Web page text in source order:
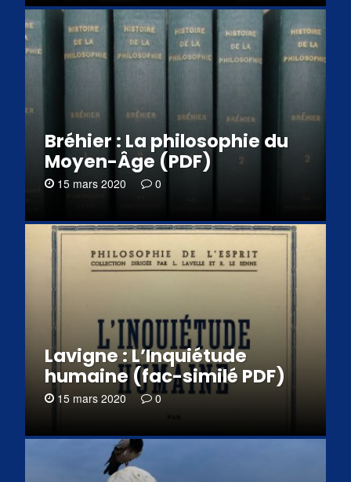
Bréhier : La philosophie du
Moyen-Âge (PDF)
15 mars 2020 0
Lavigne : L’Inquiétude
humaine (fac-similé PDF)
15 mars 2020 0